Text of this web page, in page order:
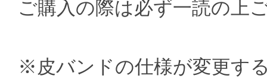
ご購入の際は必ず一読の上
※皮バンドの仕様が変更す